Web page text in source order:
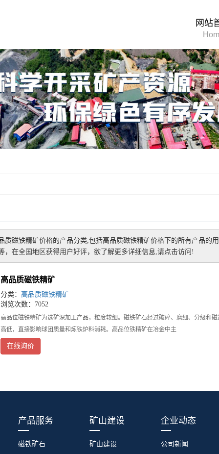
网站
质磁铁精矿价格的产品分类,包括高品质磁铁精矿价格 下的所有产品的
，在全国地区获得用户好评，欲了解更多详细信息,请点击访问!
高品质磁铁精矿
分类： 高品质磁铁精矿
浏览次数：7052
高品位磁铁精矿为选矿深加工产品，粒度较细。磁铁矿石经过破碎、磨细、分级和
高低，直接影响球团质量和炼铁炉料消耗。高品位铁精矿在冶金中主
在线询价
产品服务
磁铁矿石
矿山建设
矿山建设
企业动态
公司新闻